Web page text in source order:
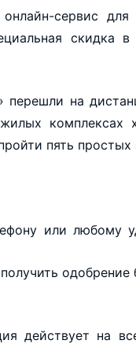
сервис для
скидка
перешли на
комплексах
пять простых
или любому
одобрение
действует на